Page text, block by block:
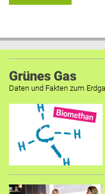
Grünes Gas
Daten und Fakten zum